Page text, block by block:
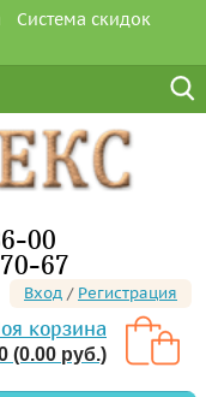
Система скидок
00
67
Вход / Регистрация
корзина
(0.00 руб.)